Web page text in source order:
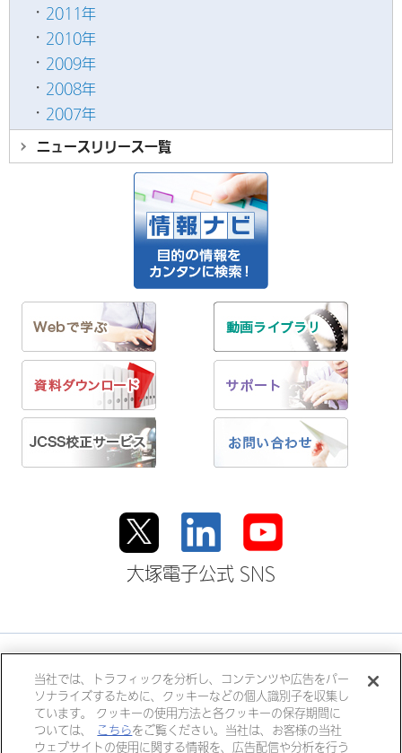
2011年
2010年
2009年
2008年
2007年
ニュースリリース一覧
大塚電子公式 SNS
大塚ホールディングス
大塚製薬 大塚製薬工場
大鵬薬品工業
大塚倉庫
大塚化学
大塚食品
当社では、トラフィックを分析し、コンテンツや広告をパー
ソナライズするために、クッキーなどの個人識別子を収集し
ています。 クッキーの使用方法と各クッキーの保存期間に
ついては、
こちらをご覧ください。当社は、お客様の当社
ウェブサイトの使用に関する情報を、広告配信や分析を行う